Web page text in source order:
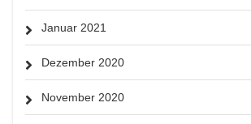
Januar 2021
Dezember 2020
November 2020